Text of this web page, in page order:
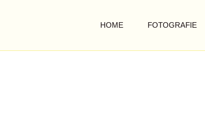
HOME FOTOGRAFIE